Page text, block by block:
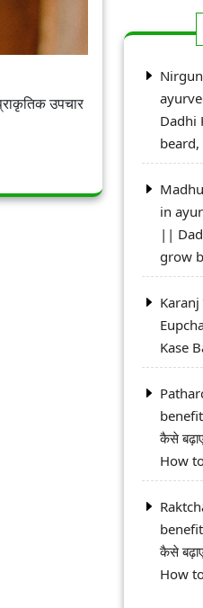
उपचार
Dadhi
beard,
in
||
grow
Kase
कैसे
How
कैसे
How